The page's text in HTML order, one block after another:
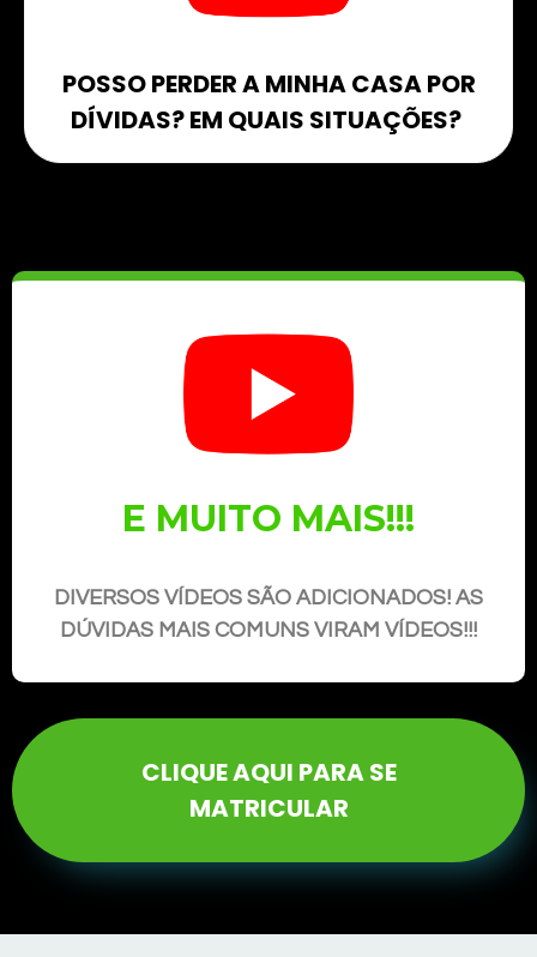
POSSO PERDER A MINHA CASA POR
DÍVIDAS? EM QUAIS SITUAÇÕES? ​
E MUITO MAIS!!!
DIVERSOS VÍDEOS SÃO ADICIONADOS! AS
DÚVIDAS MAIS COMUNS VIRAM VÍDEOS!!!
CLIQUE AQUI PARA SE
MATRICULAR